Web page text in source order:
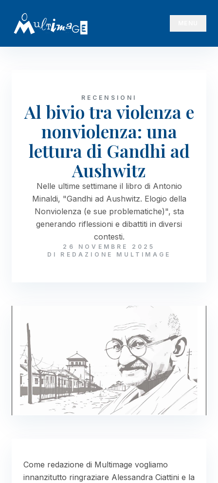
RECENSIONI
Al bivio tra violenza e
nonviolenza: una
lettura di Gandhi ad
Aushwitz
Nelle ultime settimane il libro di Antonio
Minaldi, "Gandhi ad Aushwitz. Elogio della
Nonviolenza (e sue problematiche)", sta
generando riflessioni e dibattiti in diversi
contesti.
26 NOVEMBRE 2025
DI REDAZIONE MULTIMAGE
Come redazione di Multimage vogliamo
innanzitutto ringraziare Alessandra Ciattini e la